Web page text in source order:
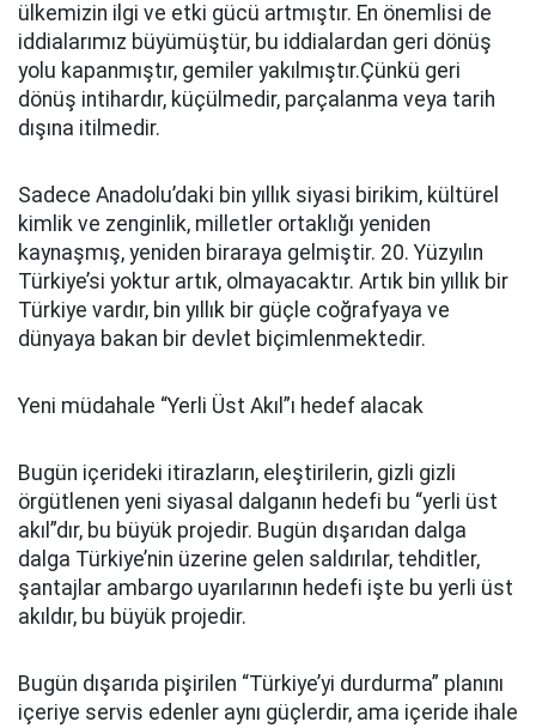
ülkemizin ilgi ve etki gücü artmıştır. En önemlisi de
iddialarımız büyümüştür, bu iddialardan geri dönüş
yolu kapanmıştır, gemiler yakılmıştır.Çünkü geri
dönüş intihardır, küçülmedir, parçalanma veya tarih
dışına itilmedir.
Sadece Anadolu’daki bin yıllık siyasi birikim, kültürel
kimlik ve zenginlik, milletler ortaklığı yeniden
kaynaşmış, yeniden biraraya gelmiştir. 20. Yüzyılın
Türkiye’si yoktur artık, olmayacaktır. Artık bin yıllık bir
Türkiye vardır, bin yıllık bir güçle coğrafyaya ve
dünyaya bakan bir devlet biçimlenmektedir.
Yeni müdahale “Yerli Üst Akıl”ı hedef alacak
Bugün içerideki itirazların, eleştirilerin, gizli gizli
örgütlenen yeni siyasal dalganın hedefi bu “yerli üst
akıl”dır, bu büyük projedir. Bugün dışarıdan dalga
dalga Türkiye’nin üzerine gelen saldırılar, tehditler,
şantajlar ambargo uyarılarının hedefi işte bu yerli üst
akıldır, bu büyük projedir.
Bugün dışarıda pişirilen “Türkiye’yi durdurma” planını
içeriye servis edenler aynı güçlerdir, ama içeride ihale